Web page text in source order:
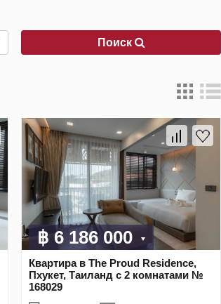
Поиск
฿ 6 186 000
Квартира в The Proud Residence,
Пхукет, Таиланд с 2 комнатами №
168029